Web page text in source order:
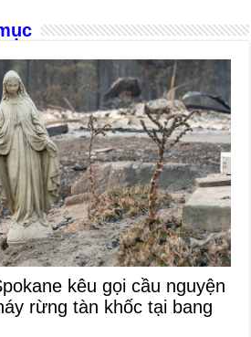
kêu gọi cầu nguyện
rừng tàn khốc tại bang